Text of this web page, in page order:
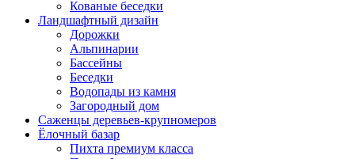
Кованые беседки
Ландшафтный дизайн
Дорожки
Альпинарии
Бассейны
Беседки
Водопады из камня
Загородный дом
Саженцы деревьев-крупномеров
Ёлочный базар
Пихта премиум класса